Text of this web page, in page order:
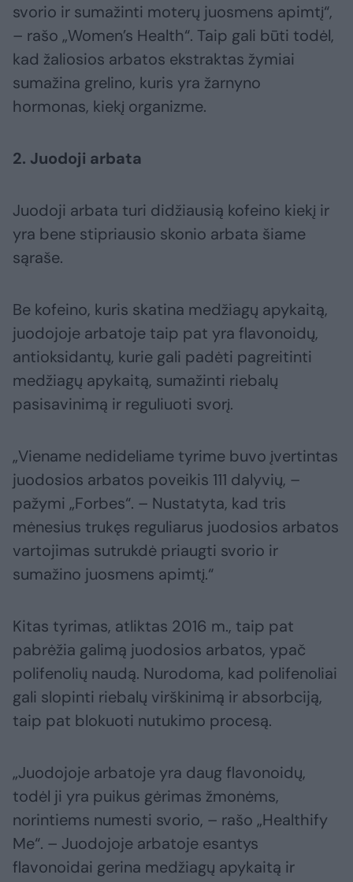
svorio ir sumažinti moterų juosmens apimtį“,
– rašo „Women’s Health“. Taip gali būti todėl,
kad žaliosios arbatos ekstraktas žymiai
sumažina grelino, kuris yra žarnyno
hormonas, kiekį organizme.
2. Juodoji arbata
Juodoji arbata turi didžiausią kofeino kiekį ir
yra bene stipriausio skonio arbata šiame
sąraše.
Be kofeino, kuris skatina medžiagų apykaitą,
juodojoje arbatoje taip pat yra flavonoidų,
antioksidantų, kurie gali padėti pagreitinti
medžiagų apykaitą, sumažinti riebalų
pasisavinimą ir reguliuoti svorį.
„Viename nedideliame tyrime buvo įvertintas
juodosios arbatos poveikis 111 dalyvių, –
pažymi „Forbes“. – Nustatyta, kad tris
mėnesius trukęs reguliarus juodosios arbatos
vartojimas sutrukdė priaugti svorio ir
sumažino juosmens apimtį.“
Kitas tyrimas, atliktas 2016 m., taip pat
pabrėžia galimą juodosios arbatos, ypač
polifenolių naudą. Nurodoma, kad polifenoliai
gali slopinti riebalų virškinimą ir absorbciją,
taip pat blokuoti nutukimo procesą.
„Juodojoje arbatoje yra daug flavonoidų,
todėl ji yra puikus gėrimas žmonėms,
norintiems numesti svorio, – rašo „Healthify
Me“. – Juodojoje arbatoje esantys
flavonoidai gerina medžiagų apykaitą ir